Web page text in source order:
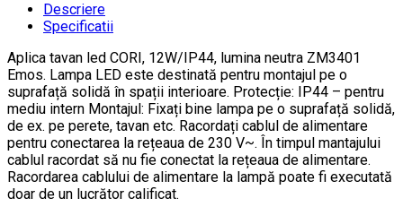
Descriere
Specificatii
Aplica tavan led CORI, 12W/IP44, lumina neutra ZM3401
Emos. Lampa LED este destinată pentru montajul pe o
suprafață solidă în spații interioare. Protecție: IP44 – pentru
mediu intern Montajul: Fixați bine lampa pe o suprafață solidă,
de ex. pe perete, tavan etc. Racordați cablul de alimentare
pentru conectarea la rețeaua de 230 V~. În timpul mantajului
cablul racordat să nu fie conectat la rețeaua de alimentare.
Racordarea cablului de alimentare la lampă poate fi executată
doar de un lucrător calificat.